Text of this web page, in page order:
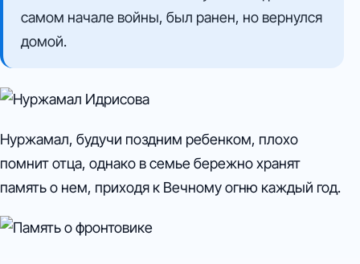
самом начале войны, был ранен, но вернулся
домой.
Нуржамал, будучи поздним ребенком, плохо
помнит отца, однако в семье бережно хранят
память о нем, приходя к Вечному огню каждый год.